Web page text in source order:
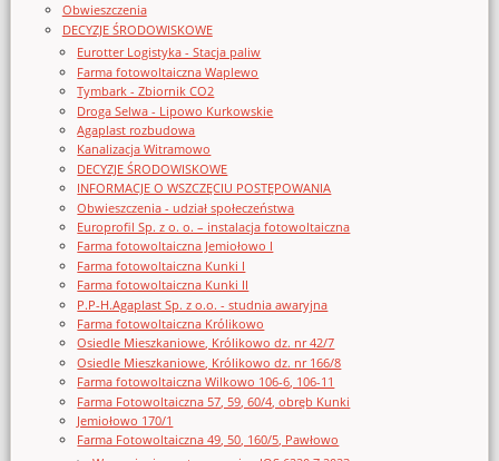
Obwieszczenia
DECYZJE ŚRODOWISKOWE
Eurotter Logistyka - Stacja paliw
Farma fotowoltaiczna Waplewo
Tymbark - Zbiornik CO2
Droga Selwa - Lipowo Kurkowskie
Agaplast rozbudowa
Kanalizacja Witramowo
DECYZJE ŚRODOWISKOWE
INFORMACJE O WSZCZĘCIU POSTĘPOWANIA
Obwieszczenia - udział społeczeństwa
Europrofil Sp. z o. o. – instalacja fotowoltaiczna
Farma fotowoltaiczna Jemiołowo I
Farma fotowoltaiczna Kunki I
Farma fotowoltaiczna Kunki II
P.P-H.Agaplast Sp. z o.o. - studnia awaryjna
Farma fotowoltaiczna Królikowo
Osiedle Mieszkaniowe, Królikowo dz. nr 42/7
Osiedle Mieszkaniowe, Królikowo dz. nr 166/8
Farma fotowoltaiczna Wilkowo 106-6, 106-11
Farma Fotowoltaiczna 57, 59, 60/4, obręb Kunki
Jemiołowo 170/1
Farma Fotowoltaiczna 49, 50, 160/5, Pawłowo